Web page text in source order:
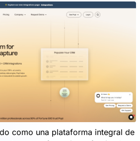
como una plataforma integral de